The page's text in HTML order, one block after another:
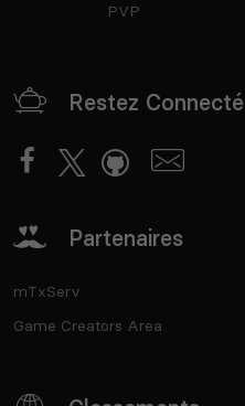
PVP
Restez Connecté
Partenaires
mTxServ
Game Creators Area